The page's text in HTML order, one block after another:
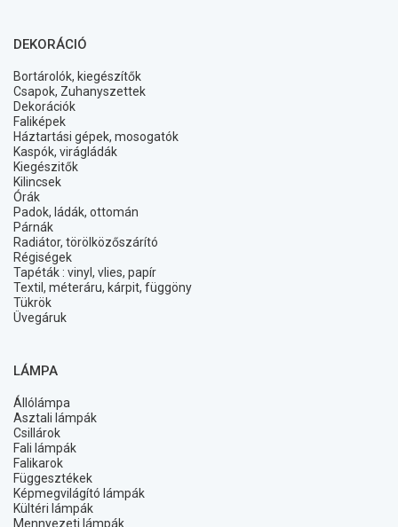
DEKORÁCIÓ
Bortárolók, kiegészítők
Csapok, Zuhanyszettek
Dekorációk
Faliképek
Háztartási gépek, mosogatók
Kaspók, virágládák
Kiegészitők
Kilincsek
Órák
Padok, ládák, ottomán
Párnák
Radiátor, törölközőszárító
Régiségek
Tapéták : vinyl, vlies, papír
Textil, méteráru, kárpit, függöny
Tükrök
Üvegáruk
LÁMPA
Állólámpa
Asztali lámpák
Csillárok
Fali lámpák
Falikarok
Függesztékek
Képmegvilágító lámpák
Kültéri lámpák
Mennyezeti lámpák